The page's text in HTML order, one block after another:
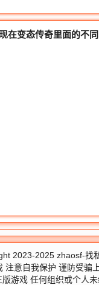
2023-2025 zhaosf-找
注意自我保护 谨防受骗
游戏 任何组织或个人